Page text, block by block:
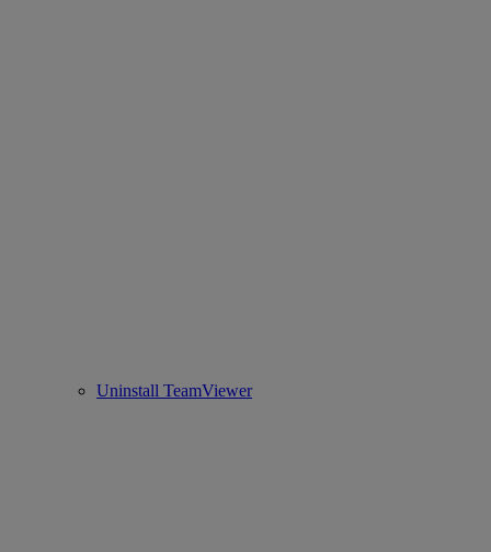
Uninstall TeamViewer